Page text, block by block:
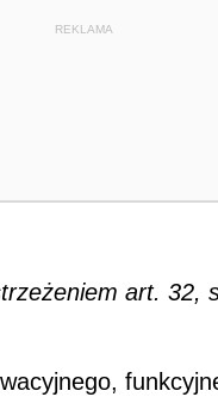
REKLAMA
art. 32,